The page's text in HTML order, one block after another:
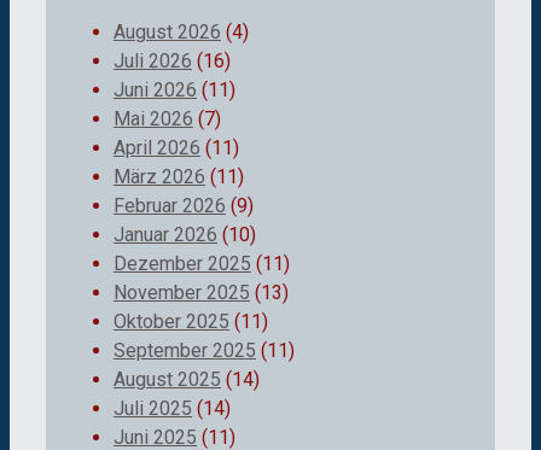
August 2026 (4)
Juli 2026 (16)
Juni 2026 (11)
Mai 2026 (7)
April 2026 (11)
März 2026 (11)
Februar 2026 (9)
Januar 2026 (10)
Dezember 2025 (11)
November 2025 (13)
Oktober 2025 (11)
September 2025 (11)
August 2025 (14)
Juli 2025 (14)
Juni 2025 (11)